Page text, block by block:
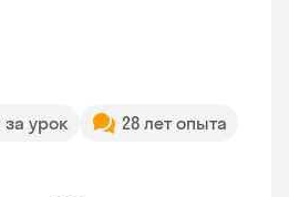
за урок
28 лет опыта